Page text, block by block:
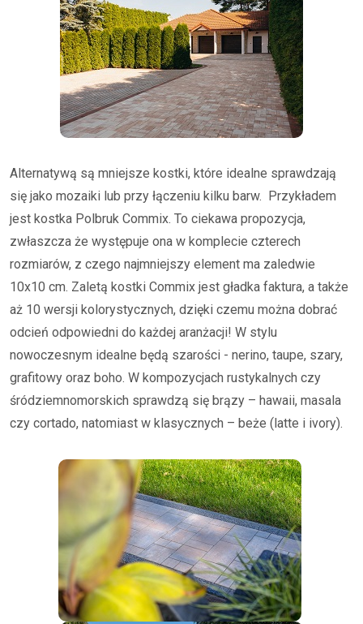
Alternatywą są mniejsze kostki, które idealne sprawdzają
się jako mozaiki lub przy łączeniu kilku barw. Przykładem
jest kostka Polbruk Commix. To ciekawa propozycja,
zwłaszcza że występuje ona w komplecie czterech
rozmiarów, z czego najmniejszy element ma zaledwie
10x10 cm. Zaletą kostki Commix jest gładka faktura, a także
aż 10 wersji kolorystycznych, dzięki czemu można dobrać
odcień odpowiedni do każdej aranżacji! W stylu
nowoczesnym idealne będą szarości - nerino, taupe, szary,
grafitowy oraz boho. W kompozycjach rustykalnych czy
śródziemnomorskich sprawdzą się brązy – hawaii, masala
czy cortado, natomiast w klasycznych – beże (latte i ivory).